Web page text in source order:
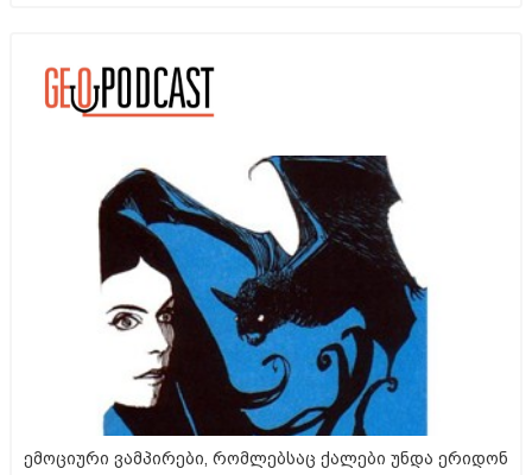
ემოციური ვამპირები, რომლებსაც ქალები უნდა ერიდონ